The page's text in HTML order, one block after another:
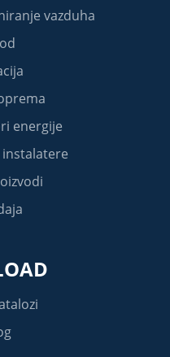
vazduha
energije